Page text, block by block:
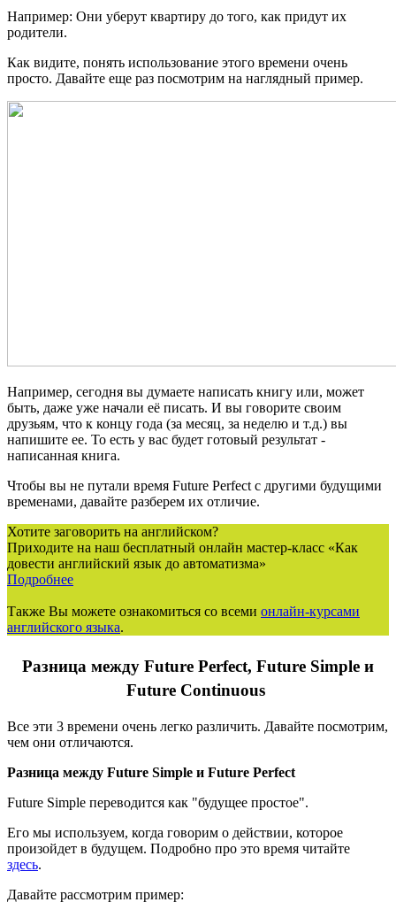
Например: Они уберут квартиру до того, как придут их
родители.
Как видите, понять использование этого времени очень
просто. Давайте еще раз посмотрим на наглядный пример.
Например, сегодня вы думаете написать книгу или, может
быть, даже уже начали её писать. И вы говорите своим
друзьям, что к концу года (за месяц, за неделю и т.д.) вы
напишите ее. То есть у вас будет готовый результат -
написанная книга.
Чтобы вы не путали время Future Perfect с другими будущими
временами, давайте разберем их отличие.
Хотите заговорить на английском?
Приходите на наш бесплатный онлайн мастер-класс «Как
довести английский язык до автоматизма»
Подробнее
Также Вы можете ознакомиться со всеми онлайн-курсами
английского языка.
Разница между Future Perfect, Future Simple и
Future Continuous
Все эти 3 времени очень легко различить. Давайте посмотрим,
чем они отличаются.
Разница между Future Simple и Future Perfect
Future Simple переводится как "будущее простое".
Его мы используем, когда говорим о действии, которое
произойдет в будущем. Подробно про это время читайте
здесь.
Давайте рассмотрим пример: